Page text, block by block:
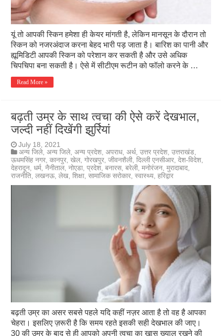
यूं तो आपकी स्किन हमेशा ही केयर मांगती है, लेकिन मानसून के दौरान तो
स्किन को नजरअंदाज करना बेहद भारी पड़ जाता है। बारिश का पानी और
ह्यूमिडिटी आपकी स्किन को परेशान कर सकती है और उसे अधिक
चिपचिपा बना सकती है। ऐसे में सीटीएम रूटीन को फॉलो करने के …
Read More »
बढ़ती उम्र के साथ त्वचा की ऐसे करें देखभाल,
जल्दी नहीं दिखेंगी झुर्रियां
July 18, 2021
अन्य जिले ,अन्य जिले ,अन्य प्रदेश ,अपराध,अर्थ,उत्तर प्रदेश ,उत्तराखंड
ऊधमसिंह नगर ,कानपुर ,खेल ,गोरखपुर ,जीवनशैली ,दिल्ली एनसीआर ,देश-विदेश
देहरादून ,धर्म,नैनीताल ,नोएडा ,प्रदेश ,बनारस,बरेली ,मनोरंजन ,मुरादाबाद
राजनीति ,लखनऊ,लेख ,शिक्षा ,सामाजिक सरोकार ,स्वास्थ्य ,हरिद्वार
बढ़ती उम्र का असर सबसे पहले यदि कहीं नज़र आता है तो वह है आपका
चेहरा। इसलिए ज़रूरी है कि समय रहते इसकी सही देखभाल की जाए।
30 की उम्र के बाद से ही आपको अपनी त्वचा का खास ख्याल रखने की